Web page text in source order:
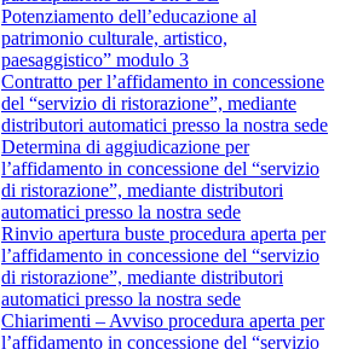
Potenziamento dell’educazione al
patrimonio culturale, artistico,
paesaggistico” modulo 3
Contratto per l’affidamento in concessione
del “servizio di ristorazione”, mediante
distributori automatici presso la nostra sede
Determina di aggiudicazione per
l’affidamento in concessione del “servizio
di ristorazione”, mediante distributori
automatici presso la nostra sede
Rinvio apertura buste procedura aperta per
l’affidamento in concessione del “servizio
di ristorazione”, mediante distributori
automatici presso la nostra sede
Chiarimenti – Avviso procedura aperta per
l’affidamento in concessione del “servizio